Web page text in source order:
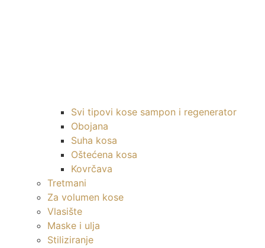
Svi tipovi kose sampon i regenerator
Obojana
Suha kosa
Oštećena kosa
Kovrčava
Tretmani
Za volumen kose
Vlasište
Maske i ulja
Stiliziranje